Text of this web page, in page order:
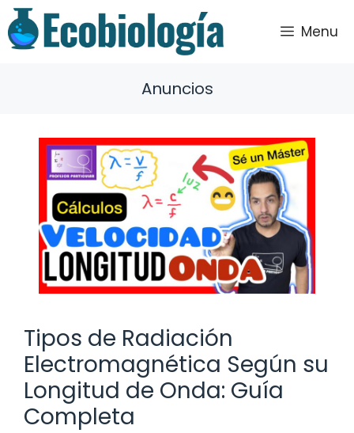
Saltar
al
contenido
Menu
Anuncios
Tipos de Radiación
Electromagnética Según su
Longitud de Onda: Guía
Completa